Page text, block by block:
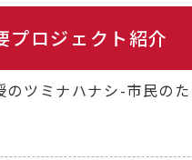
プロジェクト紹介
のツミナハナシ-市民の